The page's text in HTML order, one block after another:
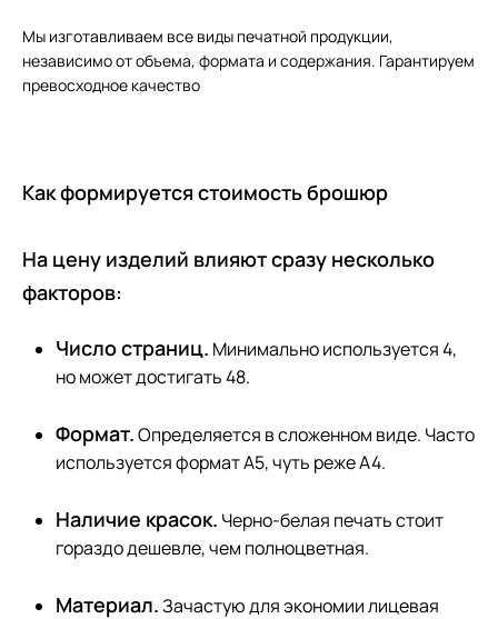
Мы изготавливаем все виды печатной продукции,
независимо от объема, формата и содержания. Гарантируем
превосходное качество
Как формируется стоимость брошюр
На цену изделий влияют сразу несколько
факторов:
Число страниц. Минимально используется 4,
но может достигать 48.
Формат.Определяется в сложенном виде. Часто
используется формат А5, чуть реже А4.
Наличие красок. Черно-белая печать стоит
гораздо дешевле, чем полноцветная.
Материал.Зачастую для экономии лицевая